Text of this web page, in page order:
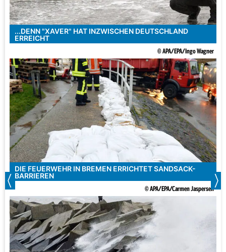
...DENN "XAVER" HAT INZWISCHEN DEUTSCHLAND
ERREICHT
© APA/EPA/Ingo Wagner
DIE FEUERWEHR IN BREMEN ERRICHTET SANDSACK-
BARRIEREN
© APA/EPA/Carmen Jaspersen